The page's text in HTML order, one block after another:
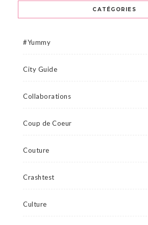
CATÉGORIES
#Yummy
City Guide
Collaborations
Coup de Coeur
Couture
Crashtest
Culture